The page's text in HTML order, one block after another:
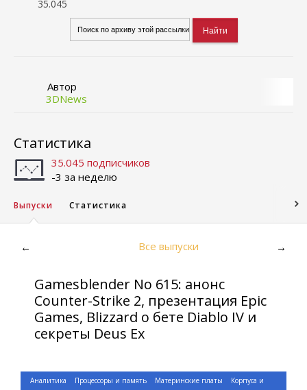
35.045
Автор
3DNews
Статистика
35.045 подписчиков
-3 за неделю
Выпуски Статистика
← Все выпуски →
Gamesblender No 615: анонс
Counter-Strike 2, презентация Epic
Games, Blizzard о бете Diablo IV и
секреты Deus Ex
Аналитика Процессоры и память Материнские платы
Корпуса и